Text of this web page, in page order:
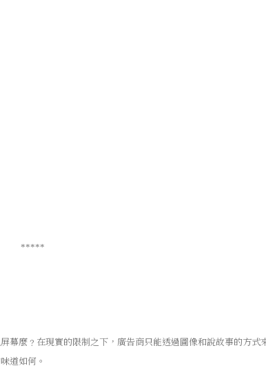
*****
麼﹖在現實的限制之下，廣告商只能透過圖像和說故事的方
道如何。